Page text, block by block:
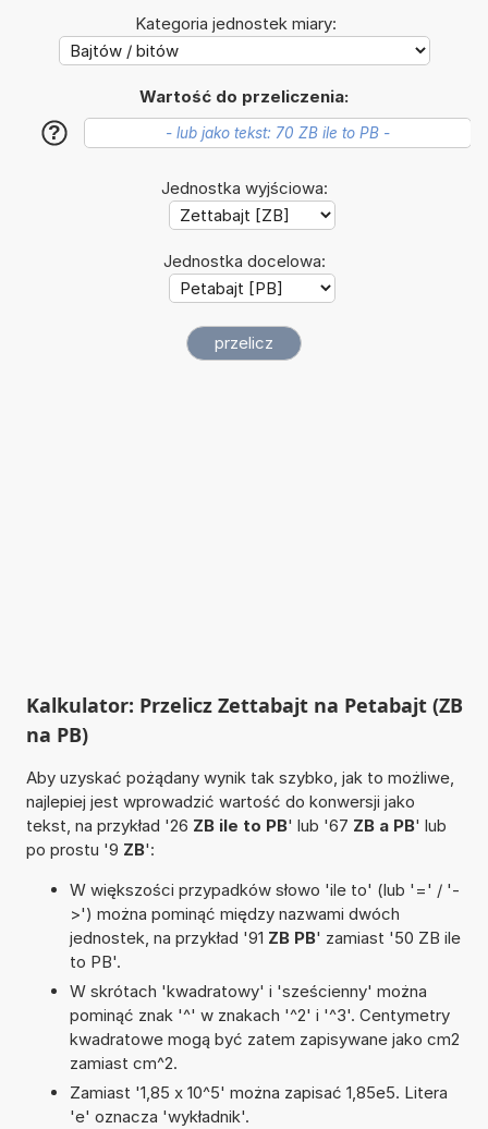
Kategoria jednostek miary:
Wartość do przeliczenia:
?
Jednostka wyjściowa:
Jednostka docelowa:
Kalkulator: Przelicz Zettabajt na Petabajt (ZB
na PB)
Aby uzyskać pożądany wynik tak szybko, jak to możliwe,
najlepiej jest wprowadzić wartość do konwersji jako
tekst, na przykład '26 ZB ile to PB' lub '67 ZB a PB' lub
po prostu '9 ZB':
W większości przypadków słowo 'ile to' (lub '=' / '-
>') można pominąć między nazwami dwóch
jednostek, na przykład '91 ZB PB' zamiast '50 ZB ile
to PB'.
W skrótach 'kwadratowy' i 'sześcienny' można
pominąć znak '^' w znakach '^2' i '^3'. Centymetry
kwadratowe mogą być zatem zapisywane jako cm2
zamiast cm^2.
Zamiast '1,85 x 10^5' można zapisać 1,85e5. Litera
'e' oznacza 'wykładnik'.